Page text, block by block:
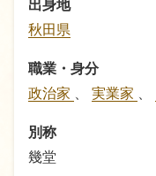
出身地
秋田県
職業・身分
政治家
実業家
別称
幾堂